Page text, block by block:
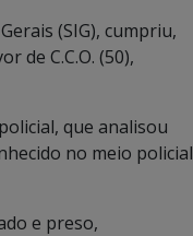
(SIG), cumpriu,
de C.C.O. (50),
que analisou
no meio policial
e preso,